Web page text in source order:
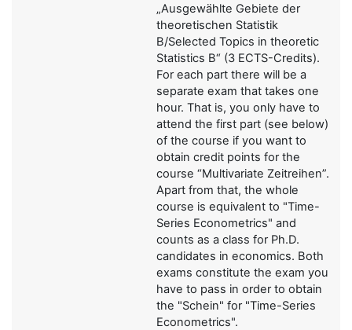
„Ausgewählte Gebiete der
theoretischen Statistik
B/Selected Topics in theoretic
Statistics B“ (3 ECTS-Credits).
For each part there will be a
separate exam that takes one
hour. That is, you only have to
attend the first part (see below)
of the course if you want to
obtain credit points for the
course “Multivariate Zeitreihen”.
Apart from that, the whole
course is equivalent to "Time-
Series Econometrics" and
counts as a class for Ph.D.
candidates in economics. Both
exams constitute the exam you
have to pass in order to obtain
the "Schein" for "Time-Series
Econometrics".